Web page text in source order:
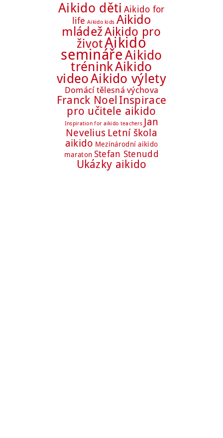
Aikido děti Aikido for
life Aikido kids Aikido
mládežAikido pro
životAikido
semináře Aikido
tréninkAikido
videoAikido výlety
Domácí tělesná výchova
Franck Noel Inspirace
pro učitele aikido
Inspiration for aikido teachers Jan
Nevelius Letní škola
aikido Mezinárodní aikido
maraton Stefan Stenudd
Ukázky aikido